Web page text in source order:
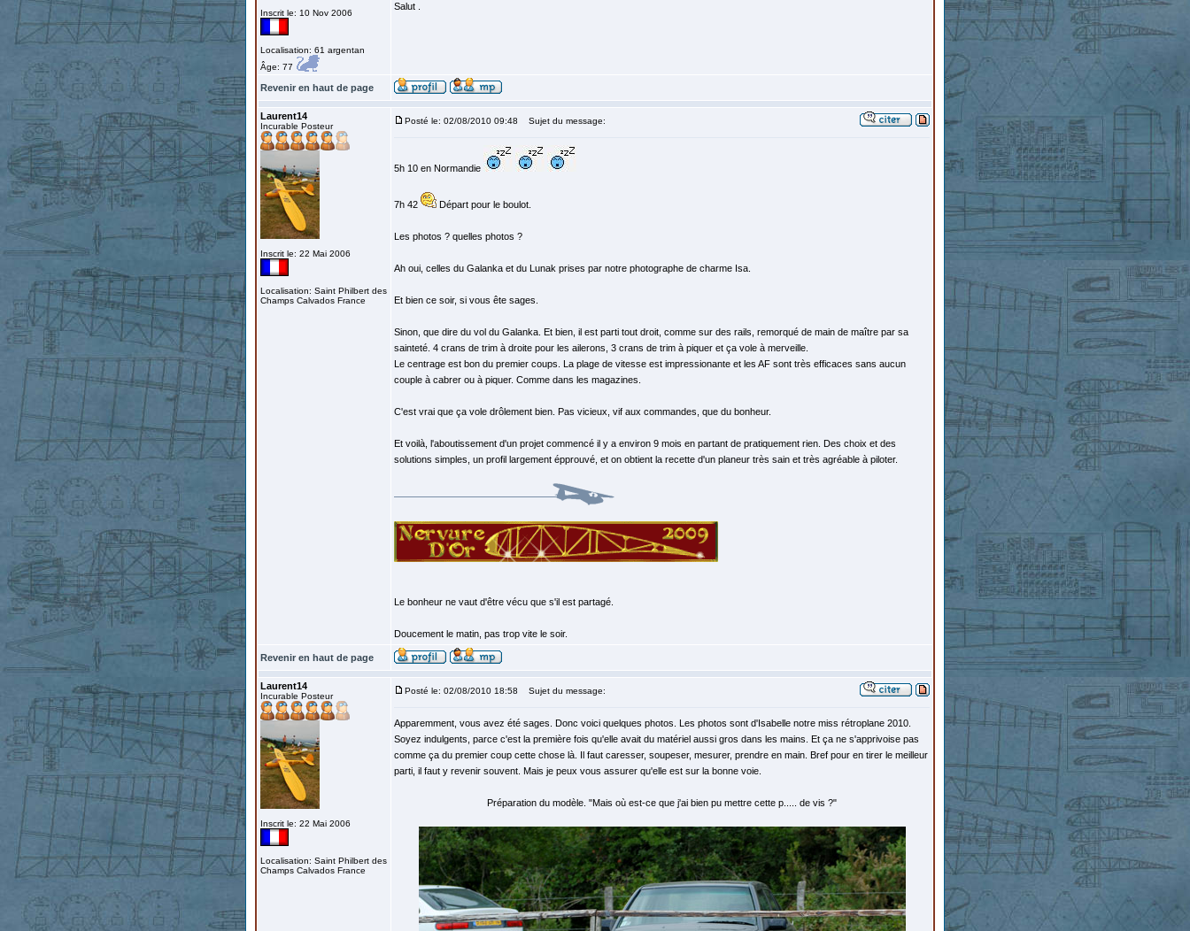
Inscrit le: 10 Nov 2006
Localisation: 61 argentan
Âge: 77
Salut .
Revenir en haut de page
Laurent14
Incurable Posteur
Inscrit le: 22 Mai 2006
Localisation: Saint Philbert des
Champs Calvados France
Posté le: 02/08/2010 09:48 Sujet du message:
5h 10 en Normandie
7h 42 Départ pour le boulot.
Les photos ? quelles photos ?
Ah oui, celles du Galanka et du Lunak prises par notre photographe de charme Isa.
Et bien ce soir, si vous ête sages.
Sinon, que dire du vol du Galanka. Et bien, il est parti tout droit, comme sur des rails, remorqué de main de maître par sa
sainteté. 4 crans de trim à droite pour les ailerons, 3 crans de trim à piquer et ça vole à merveille.
Le centrage est bon du premier coups. La plage de vitesse est impressionante et les AF sont très efficaces sans aucun
couple à cabrer ou à piquer. Comme dans les magazines.
C'est vrai que ça vole drôlement bien. Pas vicieux, vif aux commandes, que du bonheur.
Et voilà, l'aboutissement d'un projet commencé il y a environ 9 mois en partant de pratiquement rien. Des choix et des
solutions simples, un profil largement épprouvé, et on obtient la recette d'un planeur très sain et très agréable à piloter.
Le bonheur ne vaut d'être vécu que s'il est partagé.
Doucement le matin, pas trop vite le soir.
Revenir en haut de page
Laurent14
Incurable Posteur
Inscrit le: 22 Mai 2006
Localisation: Saint Philbert des
Champs Calvados France
Posté le: 02/08/2010 18:58 Sujet du message:
Apparemment, vous avez été sages. Donc voici quelques photos. Les photos sont d'Isabelle notre miss rétroplane 2010.
Soyez indulgents, parce c'est la première fois qu'elle avait du matériel aussi gros dans les mains. Et ça ne s'apprivoise pas
comme ça du premier coup cette chose là. Il faut caresser, soupeser, mesurer, prendre en main. Bref pour en tirer le meilleur
parti, il faut y revenir souvent. Mais je peux vous assurer qu'elle est sur la bonne voie.
Préparation du modèle. "Mais où est-ce que j'ai bien pu mettre cette p..... de vis ?"